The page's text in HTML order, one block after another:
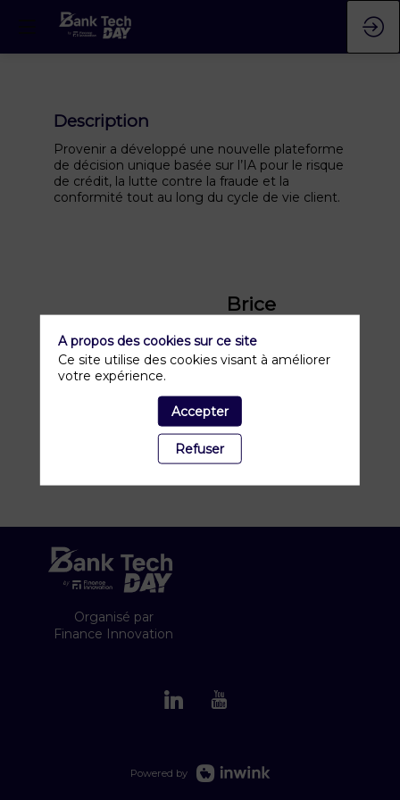
Description
Provenir a développé une nouvelle plateforme
de décision unique basée sur l’IA pour le risque
de crédit, la lutte contre la fraude et la
conformité tout au long du cycle de vie client.
BB
Brice
Provenir
Manager
France
Organisé par
Finance Innovation
Powered by
A propos des cookies sur ce site
Ce site utilise des cookies visant à améliorer
votre expérience.
Accepter
Refuser